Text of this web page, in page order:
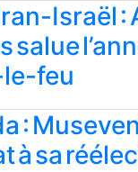
Israël :
salue
feu
:
à sa